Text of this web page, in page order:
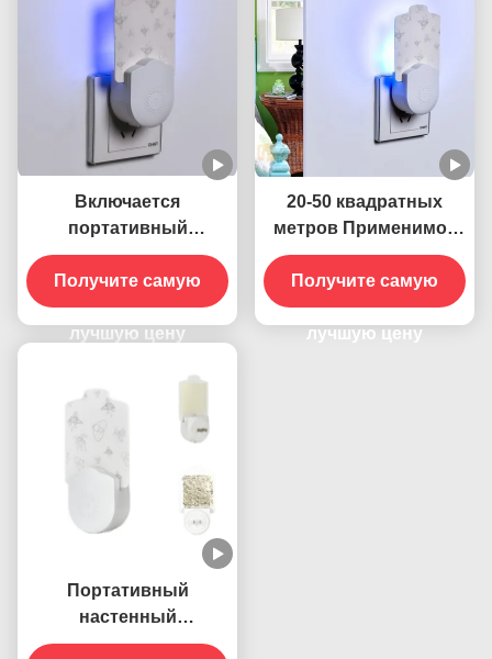
Включается
портативный
настенный розетка
электрическая 395 НМ
УФ-убийца комаров
лампа устойчивый и
контроль насекомых
Получите самую
лучшую цену
20-50 квадратных
метров Применимое
электрическое
стеновое
подключение к
розетке УФ лампа-
Получите самую
лучшую цену
Портативный
настенный
электрический 395 НМ